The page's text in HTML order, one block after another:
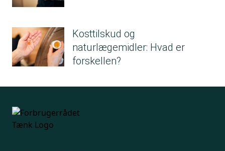
Kosttilskud og
naturlægemidler: Hvad er
forskellen?